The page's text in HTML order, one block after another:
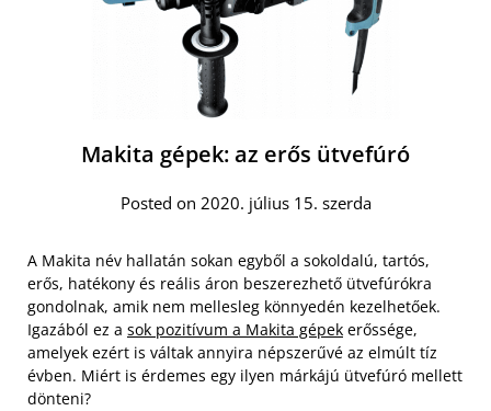
Makita gépek: az erős ütvefúró
Posted on 2020. július 15. szerda
A Makita név hallatán sokan egyből a sokoldalú, tartós,
erős, hatékony és reális áron beszerezhető ütvefúrókra
gondolnak, amik nem mellesleg könnyedén kezelhetőek.
Igazából ez a sok pozitívum a Makita gépek erőssége,
amelyek ezért is váltak annyira népszerűvé az elmúlt tíz
évben. Miért is érdemes egy ilyen márkájú ütvefúró mellett
dönteni?